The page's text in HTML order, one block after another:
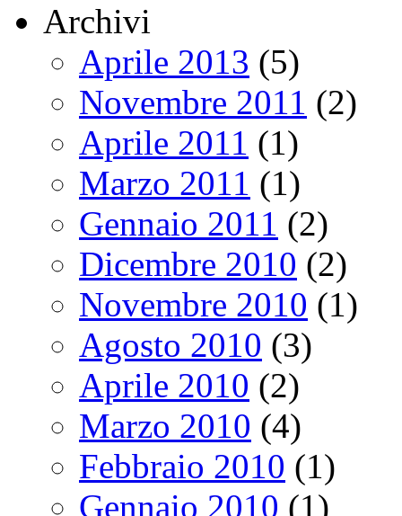
Archivi
Aprile 2013 (5)
Novembre 2011 (2)
Aprile 2011 (1)
Marzo 2011 (1)
Gennaio 2011 (2)
Dicembre 2010 (2)
Novembre 2010 (1)
Agosto 2010 (3)
Aprile 2010 (2)
Marzo 2010 (4)
Febbraio 2010 (1)
Gennaio 2010 (1)